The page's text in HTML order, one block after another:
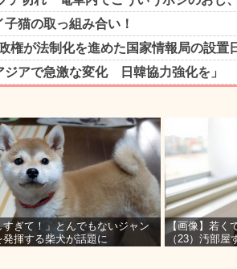
すぎて！」とんでもないジャン
発揮する柴犬が話題に
【画像】若く
（23）汚部屋